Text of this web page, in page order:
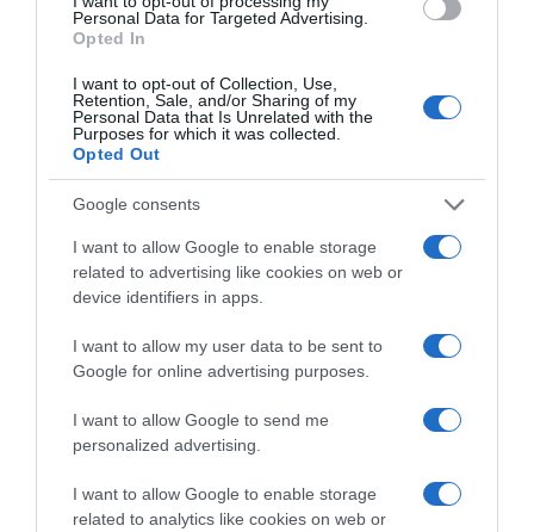
Personal Data for Targeted Advertising.
Opted In
I want to opt-out of Collection, Use,
Retention, Sale, and/or Sharing of my
Personal Data that Is Unrelated with the
Purposes for which it was collected.
Opted Out
Google consents
I want to allow Google to enable storage
related to advertising like cookies on web or
device identifiers in apps.
I want to allow my user data to be sent to
Google for online advertising purposes.
I want to allow Google to send me
personalized advertising.
I want to allow Google to enable storage
related to analytics like cookies on web or
Παρακαλώ Περιμένετε...
ΕΞΑΙΡΕΣΗ – ΒΙΣΣΗ ΑΝΝΑ